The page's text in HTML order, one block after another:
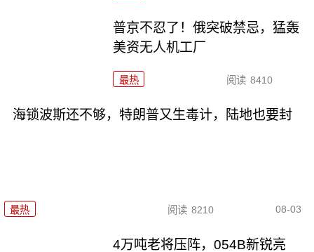
普京不忍了！俄突破禁忌，猛轰
美资无人机工厂
最热 阅读 8410
海锁波斯还不够，特朗普又生毒计，陆地也要封
最热 阅读 8210 08-03
4万吨老将压阵，054B新锐亮